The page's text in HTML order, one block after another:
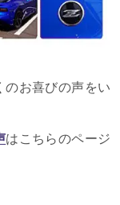
のお喜びの声をい
はこちらのページ